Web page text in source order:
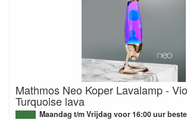
Mathmos Neo Koper Lavalamp -
Turquoise lava
Maandag t/m Vrijdag voor 16:00 uur